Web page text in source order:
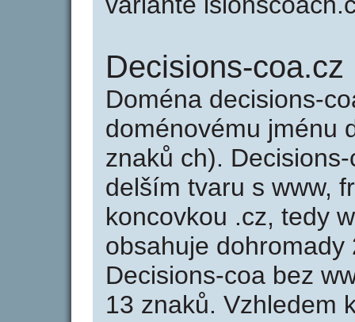
Decisions-coa.cz
Doména decisions-
doménovému jménu
znaků ch).
delším tvaru s www,
koncovkou .cz, tedy
obsahuje
Decisions-coa bez
13 znaků. Vzhledem